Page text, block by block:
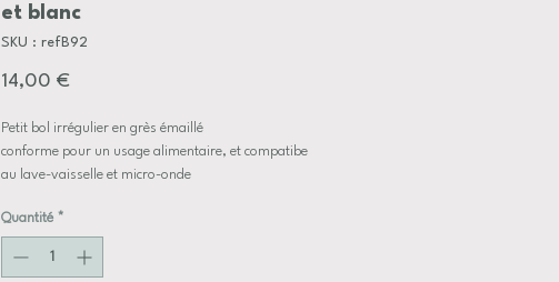
et blanc
SKU : refB92
14,00 €Prix
Petit bol irrégulier en grès émaillé
conforme pour un usage alimentaire, et compatibe
au lave-vaisselle et micro-onde
pièce réalisée au tour de potier
Dimensions approximative:
Quantité *